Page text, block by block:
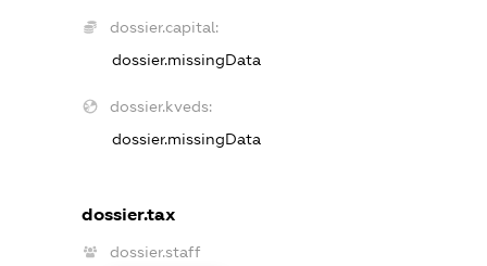
dossier.capital:
dossier.missingData
dossier.kveds:
dossier.missingData
dossier.tax
dossier.staff